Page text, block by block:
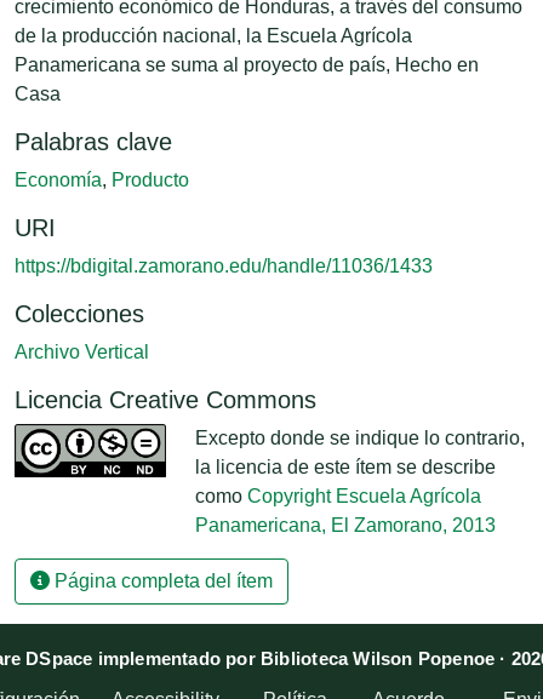
crecimiento económico de Honduras, a través del consumo
de la producción nacional, la Escuela Agrícola
Panamericana se suma al proyecto de país, Hecho en
Casa
Palabras clave
Economía, Producto
URI
https://bdigital.zamorano.edu/handle/11036/1433
Colecciones
Archivo Vertical
Licencia Creative Commons
Excepto donde se indique lo contrario,
la licencia de este ítem se describe
como Copyright Escuela Agrícola
Panamericana, El Zamorano, 2013
Página completa del ítem
DSpace implementado por Biblioteca Wilson Popenoe ·